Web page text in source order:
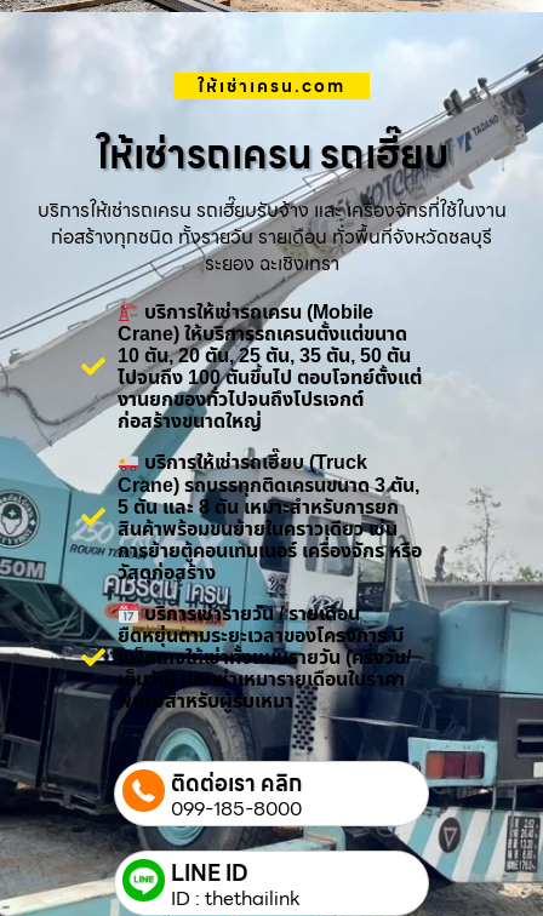
ให้เช่าเครน.com
ให้เช่ารถเครน รถเฮี๊ยบ
บริการให้เช่ารถเครน รถเฮี๊ยบรับจ้าง และ เครื่องจักรที่ใช้ในงาน
ก่อสร้างทุกชนิด ทั้งรายวัน รายเดือน ทั่วพื้นที่จังหวัดชลบุรี
ระยอง ฉะเชิงเทรา
บริการให้เช่ารถเครน (Mobile
Crane) ให้บริการรถเครนตั้งแต่ขนาด
10 ตัน, 20 ตัน, 25 ตัน, 35 ตัน, 50 ตัน
ไปจนถึง 100 ตันขึ้นไป ตอบโจทย์ตั้งแต่
งานยกของทั่วไปจนถึงโปรเจกต์
ก่อสร้างขนาดใหญ่
บริการให้เช่ารถเฮี๊ยบ (Truck
Crane) รถบรรทุกติดเครนขนาด 3 ตัน,
5 ตัน และ 8 ตัน เหมาะสำหรับการยก
สินค้าพร้อมขนย้ายในคราวเดียว เช่น
การย้ายตู้คอนเทนเนอร์ เครื่องจักร หรือ
วัสดุก่อสร้าง
บริการเช่ารายวัน / รายเดือน
ยืดหยุ่นตามระยะเวลาของโครงการ มี
แพ็กเกจให้เช่าทั้งแบบรายวัน (ครึ่งวัน/
เต็มวัน) และเช่าเหมารายเดือนในราคา
พิเศษสำหรับผู้รับเหมา
ติดต่อเรา คลิก
099-185-8000
LINE ID
ID : thethailink